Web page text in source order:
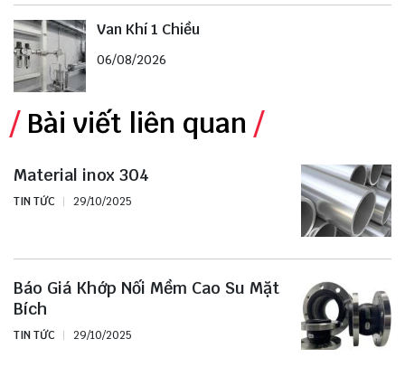
Van Khí 1 Chiều
06/08/2026
Bài viết liên quan
Material inox 304
TIN TỨC 29/10/2025
Báo Giá Khớp Nối Mềm Cao Su Mặt
Bích
TIN TỨC 29/10/2025